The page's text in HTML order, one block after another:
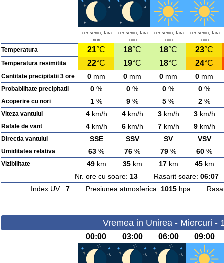
cer senin, fara
nori
cer senin, fara
nori
cer senin, fara
nori
cer senin, fara
nori
Temperatura 21°C 18°C 18°C 23°C
Temperatura resimitita 22°C 19°C 18°C 24°C
Cantitate precipitatii 3 ore 0 mm 0 mm 0 mm 0 mm
Probabilitate precipitatii 0 % 0 % 0 % 0 %
Acoperire cu nori 1 % 9 % 5 % 2 %
Viteza vantului 4km/h 4km/h 3km/h 3km/h
Rafale de vant 4km/h 6km/h 7km/h 9km/h
Directia vantului SSE SSV SV VSV
Umiditatea relativa 63 % 76 % 79 % 60 %
Vizibilitate 49km 35km 17km 45km
Nr. ore cu soare: 13Rasarit soare: 06:07
Index UV : 7Presiunea atmosferica: 1015hpa
Vremea in Unirea - Miercuri -
00:00 03:00 06:00 09:00